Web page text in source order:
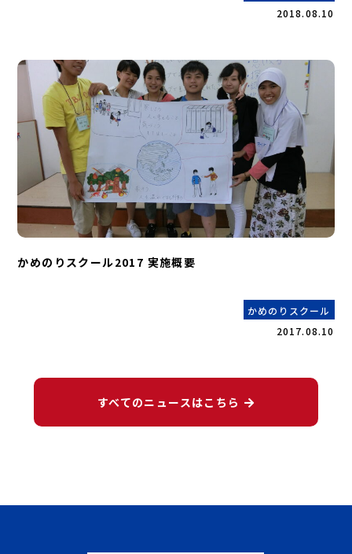
2018.08.10
かめのりスクール2017 実施概要
かめのりスクール
2017.08.10
すべてのニュースはこちら